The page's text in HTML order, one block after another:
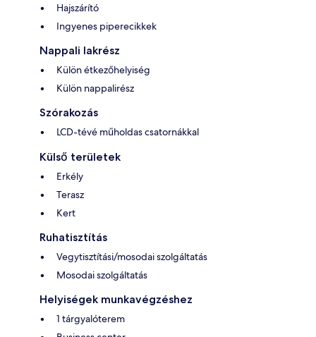
Hajszárító
Ingyenes piperecikkek
Nappali lakrész
Külön étkezőhelyiség
Külön nappalirész
Szórakozás
LCD-tévé műholdas csatornákkal
Külső területek
Erkély
Terasz
Kert
Ruhatisztítás
Vegytisztítási/mosodai szolgáltatás
Mosodai szolgáltatás
Helyiségek munkavégzéshez
1 tárgyalóterem